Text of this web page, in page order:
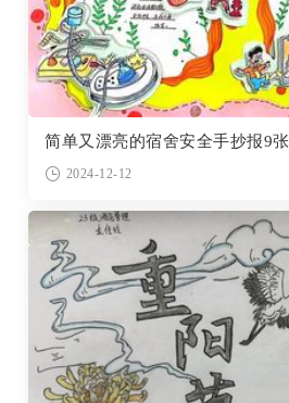
简单又漂亮的宿舍安全手抄报9张
2024-12-12